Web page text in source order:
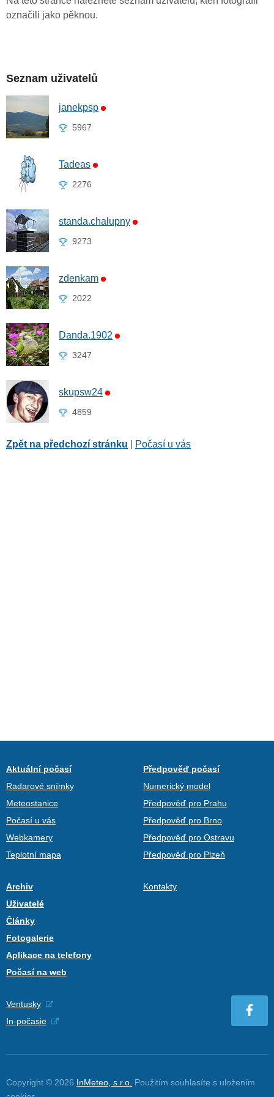
označili jako pěknou.
Seznam uživatelů
janekpsp
5967
Tadeas
2276
standa.chalupny
9273
zdenkam
2022
Danda.1902
3247
skupsw24
4859
Zpět na předchozí stránku Počasí u vás
Aktuální počasí
Radarové snímky
Meteostanice
Počasí u vás
Webkamery
Teplotní mapa
Předpověď počasí
Numerický model
Předpověď pro Prahu
Předpověď pro Brno
Předpověď pro Ostravu
Předpověď pro Plzeň
Archiv
Uživatelé
Články
Fotogalerie
Aplikace na telefony
Počasí na web
Kontakty
Ventusky
In-počasie
Copyright © 2026 InMeteo, s.r.o. Použitím souhlasíte s uložením